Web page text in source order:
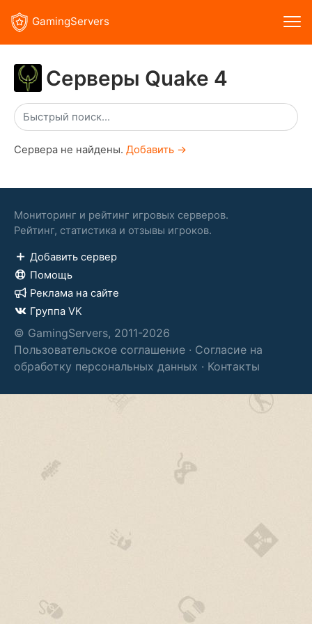
GamingServers
Серверы Quake 4
Сервера не найдены. Добавить →
Мониторинг и рейтинг игровых серверов.
Рейтинг, статистика и отзывы игроков.
Добавить сервер
Помощь
Реклама на сайте
Группа VK
© GamingServers, 2011-2026
Пользовательское соглашение · Согласие на
обработку персональных данных · Контакты